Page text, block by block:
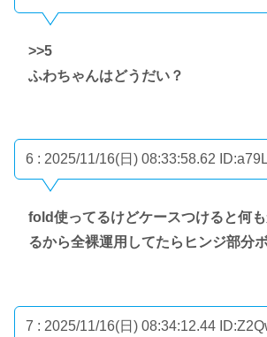
>>5
ふわちゃんはどうだい？
6 : 2025/11/16(日) 08:33:58.62
fold使ってるけどケースつけると何
るから全裸運用してたらヒンジ部分
7 : 2025/11/16(日) 08:34:12.44